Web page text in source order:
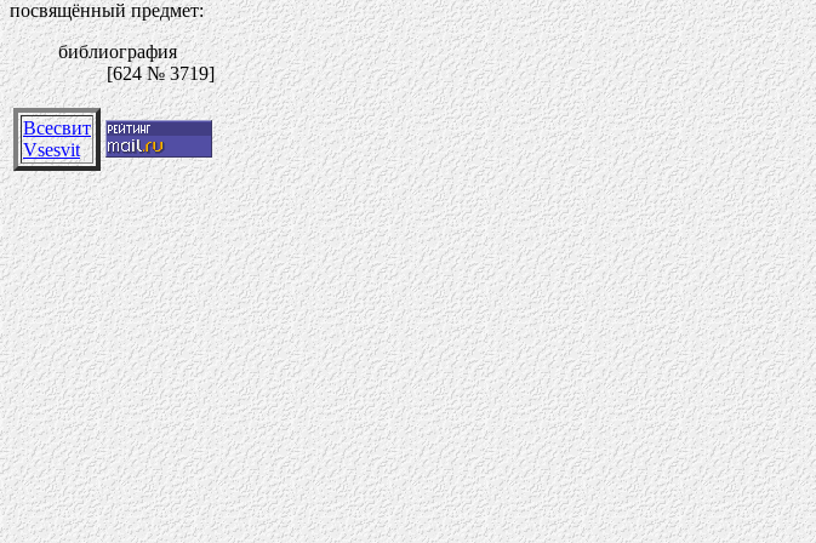
посвящённый предмет:
библиография
[624 № 3719]
Всесвит
Vsesvit